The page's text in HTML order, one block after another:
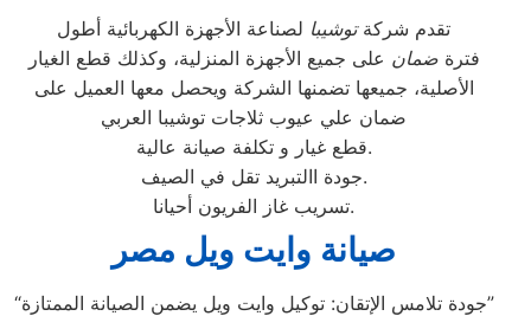
تقدم شركةتوشيبا لصناعة الأجهزة الكهربائية أطول
فترةضمان على جميع الأجهزة المنزلية، وكذلك قطع الغيار
الأصلية، جميعها تضمنها الشركة ويحصل معها العميل على
ضمان علي عيوب ثلاجات توشيبا العربي
قطع غيار و تكلفة صيانة عالية.
جودة االتبريد تقل في الصيف.
تسريب غاز الفريون أحيانا.
صيانة وايت ويل مصر
“جودة تلامس الإتقان: توكيل وايت ويل يضمن الصيانة الممتازة”